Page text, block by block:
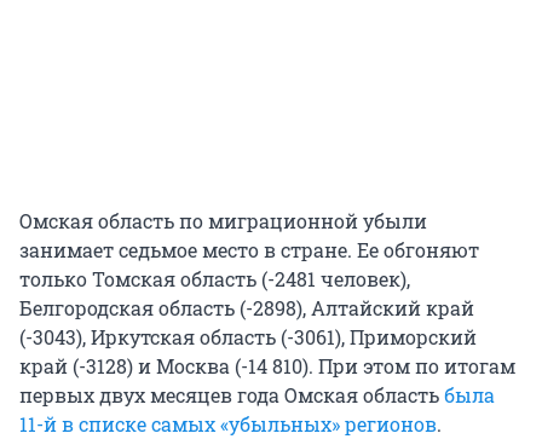
Омская область по миграционной убыли
занимает седьмое место в стране. Ее обгоняют
только Томская область (-2481 человек),
Белгородская область (-2898), Алтайский край
(-3043), Иркутская область (-3061), Приморский
край (-3128) и Москва (-14 810). При этом по итогам
первых двух месяцев года Омская областьбыла
11-й в списке самых «убыльных» регионов.